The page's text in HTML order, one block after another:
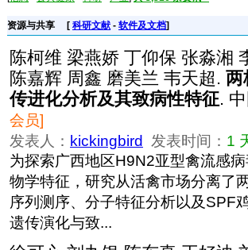
资源与共享 [ 科研文献 - 软件及文档]
陈柯维 梁燕娇 丁仰保 张淼湘
陈嘉辉 周鑫 磨美兰 韦天超. 两
传进化分析及其致病性特征.
会员]
发表人： kickingbird 发表时间： 1
为探索广西地区H9N2亚型禽流感
物学特征，研究从活禽市场分离了
序列测序、分子特征分析以及SPF
遗传演化与致...